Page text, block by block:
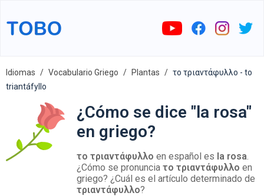
Idiomas Vocabulario Griego Plantas
το τριαντάφυλλο - to
triantáfyllo
¿Cómo se dice "la rosa"
en griego?
το τριαντάφυλλο en español es la rosa.
¿Cómo se pronuncia το τριαντάφυλλο en
griego? ¿Cuál es el artículo determinado de
τριαντάφυλλο?